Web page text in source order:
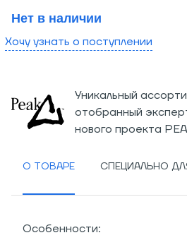
Нет в наличии
Хочу узнать о поступлении
Уникальный
отобранный
нового проекта
О ТОВАРЕ СПЕЦИАЛЬНО
Особенности: